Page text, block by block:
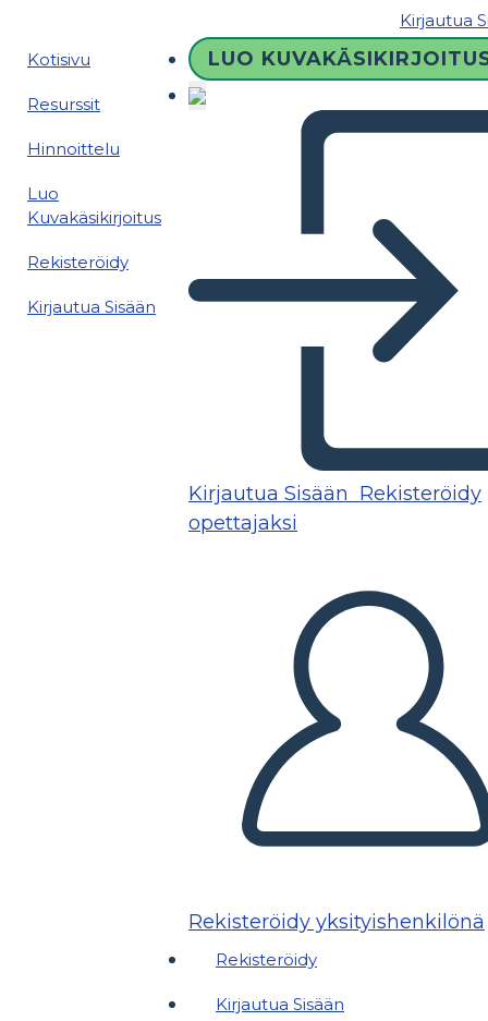
Kirjautua
Kotisivu
Resurssit
Hinnoittelu
Luo
Kuvakäsikirjoitus
Rekisteröidy
Kirjautua Sisään
LUO
Kirjautua Sisään Rekisteröidy
opettajaksi
Rekisteröidy yksityishenkilönä
Rekisteröidy
Kirjautua Sisään